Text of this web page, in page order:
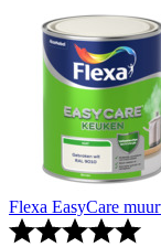
Flexa EasyCare